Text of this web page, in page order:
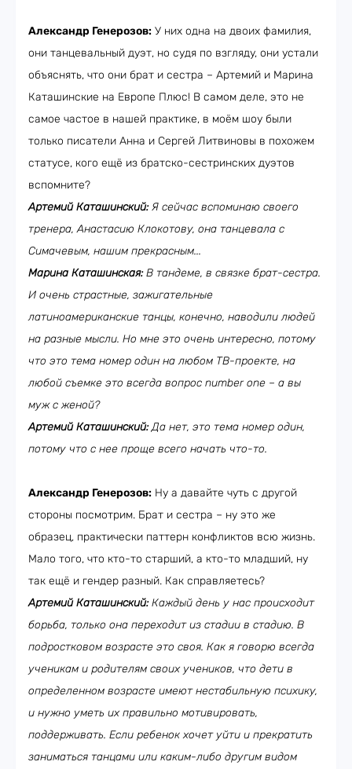
Александр Генерозов: У них одна на двоих фамилия,
они танцевальный дуэт, но судя по взгляду, они устали
объяснять, что они брат и сестра – Артемий и Марина
Каташинские на Европе Плюс! В самом деле, это не
самое частое в нашей практике, в моём шоу были
только писатели Анна и Сергей Литвиновы в похожем
статусе, кого ещё из братско-сестринских дуэтов
вспомните?
Артемий Каташинский:Я сейчас вспоминаю своего
тренера, Анастасию Клокотову, она танцевала с
Симачевым, нашим прекрасным...
Марина Каташинская:В тандеме, в связке брат-сестра.
И очень страстные, зажигательные
латиноамериканские танцы, конечно, наводили людей
на разные мысли. Но мне это очень интересно, потому
что это тема номер один на любом ТВ-проекте, на
любой съемке это всегда вопрос number one – а вы
муж с женой?
Артемий Каташинский:Да нет, это тема номер один,
потому что с нее проще всего начать что-то.
Александр Генерозов: Ну а давайте чуть с другой
стороны посмотрим. Брат и сестра – ну это же
образец, практически паттерн конфликтов всю жизнь.
Мало того, что кто-то старший, а кто-то младший, ну
так ещё и гендер разный. Как справляетесь?
Артемий Каташинский:Каждый день у нас происходит
борьба, только она переходит из стадии в стадию. В
подростковом возрасте это своя. Как я говорю всегда
ученикам и родителям своих учеников, что дети в
определенном возрасте имеют нестабильную психику,
и нужно уметь их правильно мотивировать,
поддерживать. Если ребенок хочет уйти и прекратить
заниматься танцами или каким-либо другим видом